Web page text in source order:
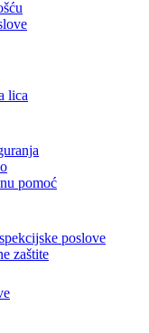
pomoć
poslove
zaštite